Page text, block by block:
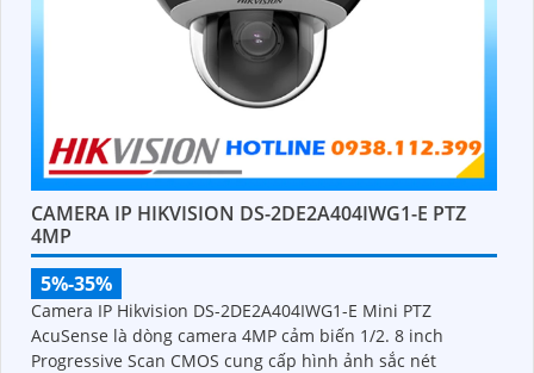
CAMERA IP HIKVISION DS-2DE2A404IWG1-E PTZ
4MP
5%-35%
Camera IP Hikvision DS-2DE2A404IWG1-E Mini PTZ
AcuSense là dòng camera 4MP cảm biến 1/2. 8 inch
Progressive Scan CMOS cung cấp hình ảnh sắc nét